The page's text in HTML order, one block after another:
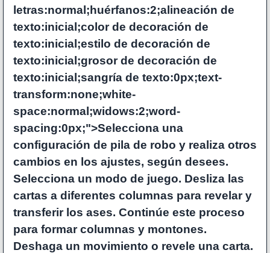
letras:normal;huérfanos:2;alineación de
texto:inicial;color de decoración de
texto:inicial;estilo de decoración de
texto:inicial;grosor de decoración de
texto:inicial;sangría de texto:0px;text-
transform:none;white-
space:normal;widows:2;word-
spacing:0px;">Selecciona una
configuración de pila de robo y realiza otros
cambios en los ajustes, según desees.
Selecciona un modo de juego. Desliza las
cartas a diferentes columnas para revelar y
transferir los ases. Continúe este proceso
para formar columnas y montones.
Deshaga un movimiento o revele una carta.